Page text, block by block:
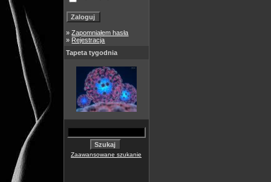
»Zapomniałem hasła
» Rejestracja
Tapeta tygodnia
Zaawansowane szukanie